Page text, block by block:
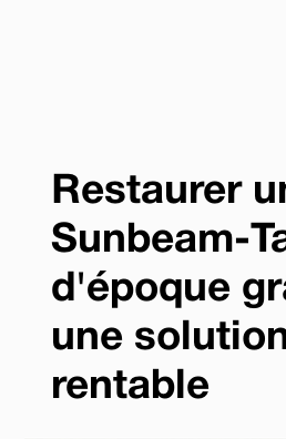
Restaurer
Sunbeam-
d'époque
une
rentable